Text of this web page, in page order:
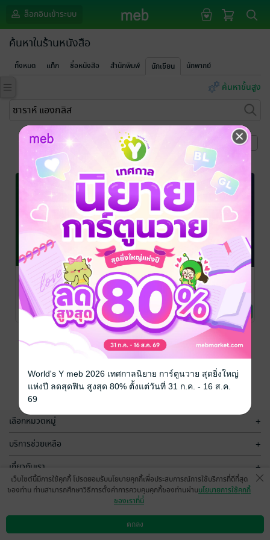
ล็อกอินเข้าระบบ
ค้นหาในร้านหนังสือ
ทั้งหมด แท็ก ชื่อหนังสือ สำนักพิมพ์ นักเขียน นักพากย์
ค้นหาขั้นสูง
หน้าที่ 1
ชุดเครื่องจักร
มนุษย์ : เครื่อง
ควบคุม
ซาราห์ แองกลิส /
ดร.วิสุทธิ์ ประดิษฐ์
อาชีพ แปล/ MAC
การศึกษา/ตำรา
เรียน
No Rating
ชุดเครื่องจักร
มนุษย์ กลไก
ลการผลิต
ซาราห์ แองกลิส /
ดร.วิสุทธิ์ ประดิษฐ์
อาชีพ แปล/ MAC
Education
การศึกษา/ตำรา
เรียน
No Rating
ชุดเครื่องจักร
มนุษย์ : แรงขับ
เคลื่อน
ซาราห์ แองกลิส /
ดร.วิสุทธิ์ ประดิษฐ์
อาชีพ แปล/ MAC
Education
การศึกษา/ตำรา
เรียน
No Rating
เลือกหมวดหมู่ +
บริการช่วยเหลือ +
เกี่ยวกับเรา +
กลุ่มธุรกิจในเครือ
ดาวน์โหลดแอป วิธีการใช้งาน ติดต่อเรา
เว็บไซต์นี้มีการใช้คุกกี้ โปรดยอมรับนโยบายคุกกี้เพื่อประสบการณ์การใช้บริการที่ดีที่สุด
ของท่าน ท่านสามารถศึกษาวิธีการตั้งค่าการควบคุมคุกกี้ของท่านผ่านนโยบายการใช้คุกกี้
ของเราที่นี่
ตกลง
World's Y meb 2026 เทศกาลนิยาย การ์ตูนวาย สุดยิ่งใหญ่
แห่งปี ลดสุดฟิน สูงสุด 80% ตั้งแต่วันที่ 31 ก.ค. - 16 ส.ค.
69